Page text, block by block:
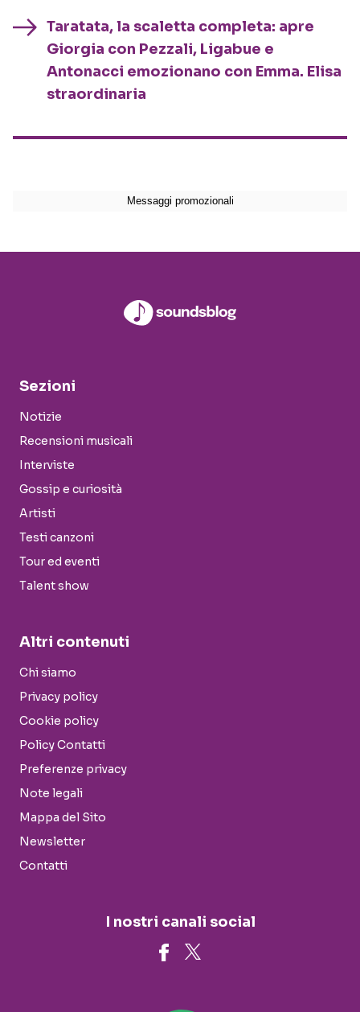
Taratata, la scaletta completa: apre
Giorgia con Pezzali, Ligabue e
Antonacci emozionano con Emma. Elisa
straordinaria
Sezioni
Notizie
Recensioni musicali
Interviste
Gossip e curiosità
Artisti
Testi canzoni
Tour ed eventi
Talent show
Altri contenuti
Chi siamo
Privacy policy
Cookie policy
Policy Contatti
Preferenze privacy
Note legali
Mappa del Sito
Newsletter
Contatti
I nostri canali social